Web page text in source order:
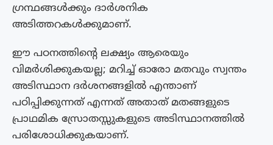
ഗ്രന്ഥങ്ങൾക്കും ദാർശനിക
അടിത്തറകൾക്കുമാണ്.
ഈ പഠനത്തിന്റെ ലക്ഷ്യം ആരെയും
വിമർശിക്കുകയല്ല; മറിച്ച് ഓരോ മതവും സ്വന്തം
അടിസ്ഥാന ദർശനങ്ങളിൽ എന്താണ്
പഠിപ്പിക്കുന്നത് എന്നത് അതാത് മതങ്ങളുടെ
പ്രാഥമിക സ്രോതസ്സുകളുടെ അടിസ്ഥാനത്തിൽ
പരിശോധിക്കുകയാണ്.